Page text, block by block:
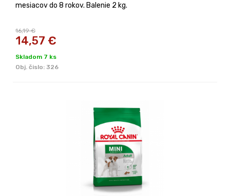
mesiacov do 8 rokov. Balenie 2 kg.
16,19 €
14,57 €
Skladom 7 ks
Obj. čislo: 326